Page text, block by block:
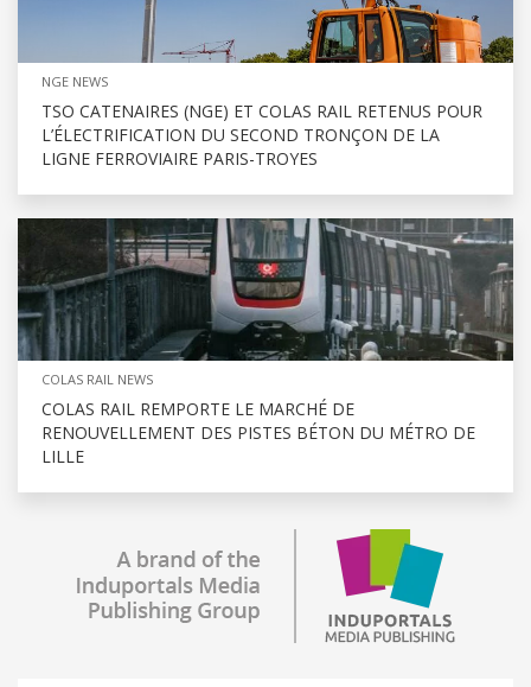
NGE NEWS
TSO CATENAIRES (NGE) ET COLAS RAIL RETENUS POUR
L’ÉLECTRIFICATION DU SECOND TRONÇON DE LA
LIGNE FERROVIAIRE PARIS-TROYES
COLAS RAIL NEWS
COLAS RAIL REMPORTE LE MARCHÉ DE
RENOUVELLEMENT DES PISTES BÉTON DU MÉTRO DE
LILLE